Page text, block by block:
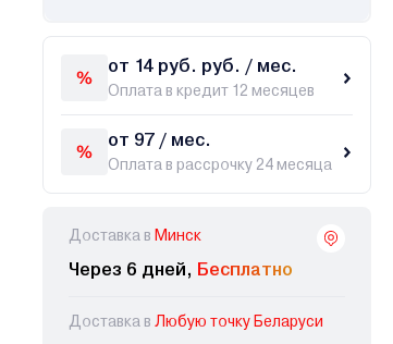
от 14 руб. руб. / мес.
Оплата в кредит 12 месяцев
от 97 / мес.
Оплата в рассрочку 24 месяца
Доставка в Минск
Через 6 дней, Бесплатно
Доставка в Любую точку Беларуси